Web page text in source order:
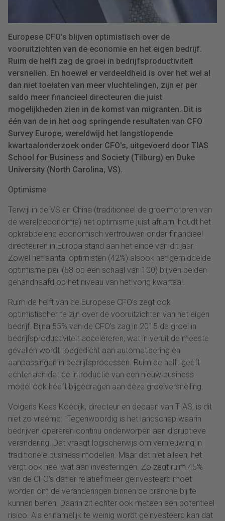
Europese CFO's blijven optimistisch over de
vooruitzichten van de economie en het eigen bedrijf.
Ruim de helft zag de groei in bedrijfsproductiviteit
versnellen. En hoewel er verdeeldheid is over het wel al
dan niet toelaten van meer vluchtelingen, zijn er per
saldo meer financieel directeuren die juist
mogelijkheden zien in de komst van migranten. Dit is
één van de in het oog springende resultaten van CFO
Survey Europe, wereldwijd het langstlopende
kwartaalonderzoek onder CFO's, uitgevoerd door TIAS
School for Business and Society (Tilburg) en Duke
University (North Carolina, VS).
Optimisme
Terwijl in de VS en China (traditioneel de groeimotoren van
de wereldeconomie) het optimisme juist afnam, houdt het
opkrabbelend economisch vertrouwen onder financieel
directeuren in Europa stand aan het einde van dit jaar.
Zowel het aantal optimisten (42%) alsook het gemiddelde
optimisme peil (58 op een schaal van 100) blijven beiden
gehandhaafd op het niveau van het vorig kwartaal.
Ruim de helft van de Europese CFO’s zegt ook
optimistischer te zijn over de vooruitzichten van het eigen
bedrijf. Bijna 55% van de CFO’s zag in 2015 de groei in
bedrijfsproductiviteit accelereren, wat in veruit de meeste
gevallen wordt toegedicht aan automatisering en
aanpassingen in bedrijfsprocessen. Ruim de helft geeft
echter aan dat de introductie van een nieuw business
model ook heeft bijgedragen aan deze groeiversnelling.
Volgens Kees Koedijk, directeur en decaan van TIAS, is dit
niet zo vreemd: "Tegenwoordig is het landschap waarin
bedrijven opereren continu onderworpen aan disruptieve
verandering. Dat vraagt logischerwijs om vernieuwing in
traditionele business modellen. Maar dat niet alleen, het
vergt ook heel wat aan investeringen. Zo zegt ruim 45%
van de CFO’s dat er relatief meer geïnvesteerd moet
worden om de veranderingen binnen de branche bij te
kunnen benen. Daarin zit echter ook meteen een potentieel
risico. Als er namelijk te weinig wordt geïnvesteerd kan dat